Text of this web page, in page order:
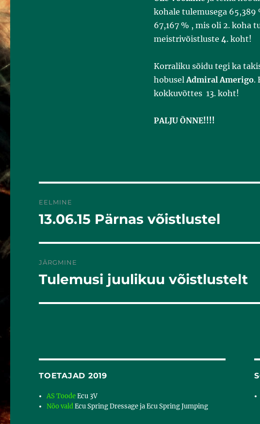
k
kohale tulemusega 65,389
67,167 % , mis oli 2. koha
meistrivõistluste 4. koht!
Korraliku sõidu tegi ka
hobusel Admiral Amerigo.
kokkuvõttes 13. koht!
PALJU ÕNNE!!!!
EELMINE
Eelmine
13.06.15 Pärnas võistlustel
JÄRGMINE
Järgmine
Tulemusi juulikuu võistlustelt
TOETAJAD 2019
AS ToodeEcu 3V
Nõo valdEcu Spring Dressage ja Ecu Spring Jumping